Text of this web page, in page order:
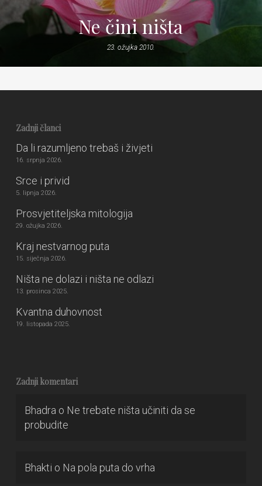
Ne čini ništa
23. ožujka 2010.
Zadnji članci
Da li razumljeno trebaš i živjeti
16. srpnja 2026.
Srce i privid
5. lipnja 2026.
Prosvjetiteljska mitologija
29. ožujka 2026.
Kraj nestvarnog puta
15. siječnja 2026.
Ništa ne dolazi i ništa ne odlazi
13. prosinca 2025.
Kvantna duhovnost
19. listopada 2025.
Zadnji komentari
Bhadra o Ne trebate ništa učiniti da se
probudite
Bhakti o Na pola puta do vrha